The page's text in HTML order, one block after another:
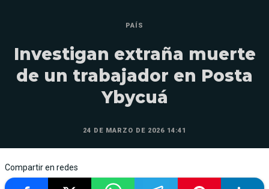
PAÍS
Investigan extraña muerte
de un trabajador en Posta
Ybycuá
24 DE MARZO DE 2026 14:41
Compartir en redes